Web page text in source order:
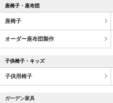
座椅子・座布団
座椅子
オーダー座布団製作
子供椅子・キッズ
子供用椅子
ガーデン家具